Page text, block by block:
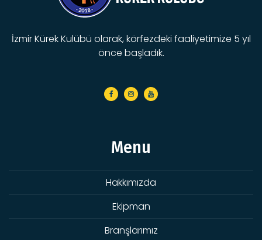
İzmir Kürek Kulübü olarak, körfezdeki faaliyetimize 5 yıl
önce başladık.
Menu
Hakkımızda
Ekipman
Branşlarımız